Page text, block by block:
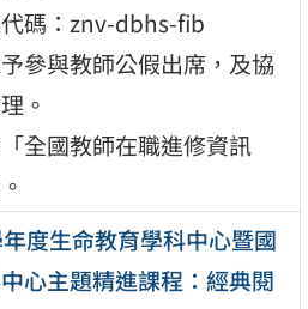
碼：znv-dbhs-fib
參與教師公假出席，及協
。
全國教師在職進修資訊
度生命教育學科中心暨國
心主題精進課程：經典閱